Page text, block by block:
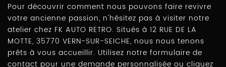
Pour découvrir comment nous pouvons faire revivre
votre ancienne passion, n'hésitez pas à visiter notre
atelier chez FK AUTO RETRO. Situés à 12 RUE DE LA
MOTTE, 35770 VERN-SUR-SEICHE, nous nous tenons
prêts à vous accueillir. Utilisez notre formulaire de
contact pour une demande personnalisée ou cliquez